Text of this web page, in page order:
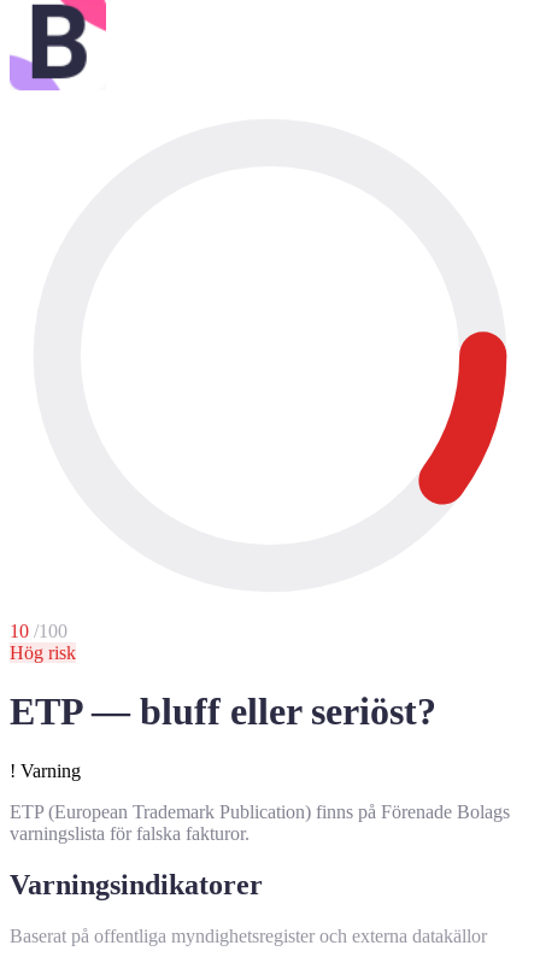
10 /100
Hög risk
ETP — bluff eller seriöst?
! Varning
ETP (European Trademark Publication) finns på Förenade Bolags
varningslista för falska fakturor.
Varningsindikatorer
Baserat på offentliga myndighetsregister och externa datakällor